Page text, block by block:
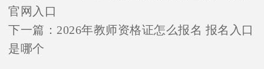
官网入口
下一篇： 2026年教师资格证怎么报名 报名入口
是哪个